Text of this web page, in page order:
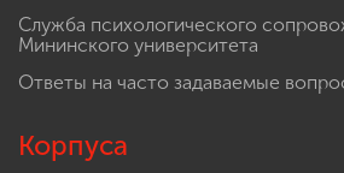
Служба психологического
Мининского университета
Ответы на часто задаваемые
Корпуса